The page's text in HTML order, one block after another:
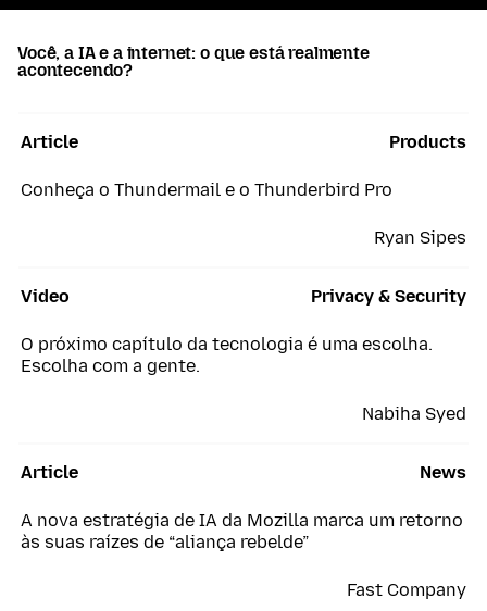
Você, a IA e a internet: o que está realmente
acontecendo?
Article
Ryan Sipes
Products
Conheça o Thundermail e o Thunderbird Pro
Video
Nabiha Syed
Privacy & Security
O próximo capítulo da tecnologia é uma escolha.
Escolha com a gente.
Article
Fast Company
News
A nova estratégia de IA da Mozilla marca um retorno
às suas raízes de “aliança rebelde”